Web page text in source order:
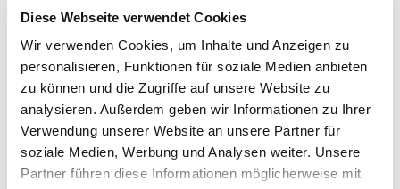
Diese Webseite verwendet Cookies
Wir verwenden Cookies, um Inhalte und Anzeigen zu
personalisieren, Funktionen für soziale Medien anbieten
zu können und die Zugriffe auf unsere Website zu
analysieren. Außerdem geben wir Informationen zu Ihrer
Verwendung unserer Website an unsere Partner für
soziale Medien, Werbung und Analysen weiter. Unsere
Partner führen diese Informationen möglicherweise mit
Tower directly in your inbox.
Data Protection and Unsubscribe
Your data will be used exclusively for sending the Danube Tower
newsletter. You can unsubscribe at any time using the unsubscribe link in
each e-mail. Further information can be found in ourprivacy policy